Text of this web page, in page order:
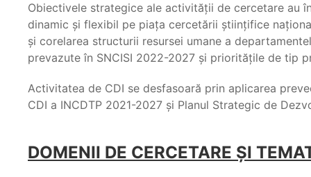
Obiectivele strategice ale activităţii de cercetare au
dinamic şi flexibil pe piaţa cercetării ştiinţifice
şi corelarea structurii resursei umane a
prevazute în SNCISI 2022-2027 şi priorităţile de tip
Activitatea de CDI se desfasoară prin aplicarea
CDI a INCDTP 2021-2027 şi Planul Strategic de
DOMENII DE CERCETARE ȘI